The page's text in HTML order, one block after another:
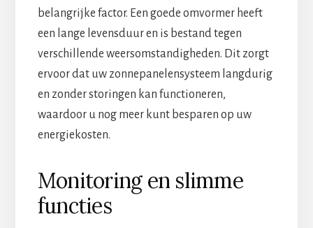
belangrijke factor. Een goede omvormer heeft
een lange levensduur en is bestand tegen
verschillende weersomstandigheden. Dit zorgt
ervoor dat uw zonnepanelensysteem langdurig
en zonder storingen kan functioneren,
waardoor u nog meer kunt besparen op uw
energiekosten.
Monitoring en slimme
functies